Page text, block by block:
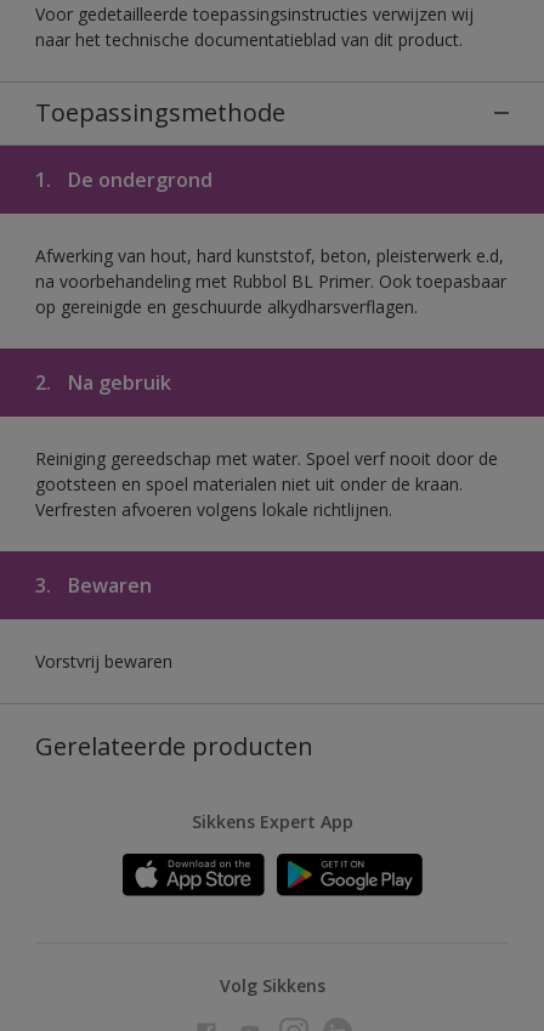
Voor gedetailleerde toepassingsinstructies verwijzen wij
naar het technische documentatieblad van dit product.
Toepassingsmethode
1. De ondergrond
Afwerking van hout, hard kunststof, beton, pleisterwerk e.d,
na voorbehandeling met Rubbol BL Primer. Ook toepasbaar
op gereinigde en geschuurde alkydharsverflagen.
2. Na gebruik
Reiniging gereedschap met water. Spoel verf nooit door de
gootsteen en spoel materialen niet uit onder de kraan.
Verfresten afvoeren volgens lokale richtlijnen.
3. Bewaren
Vorstvrij bewaren
Gerelateerde producten
Sikkens Expert App
Volg Sikkens